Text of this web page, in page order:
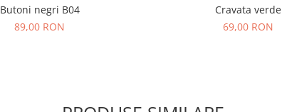
Butoni negri B04
89,00 RON
Cravata verde
69,00 RON